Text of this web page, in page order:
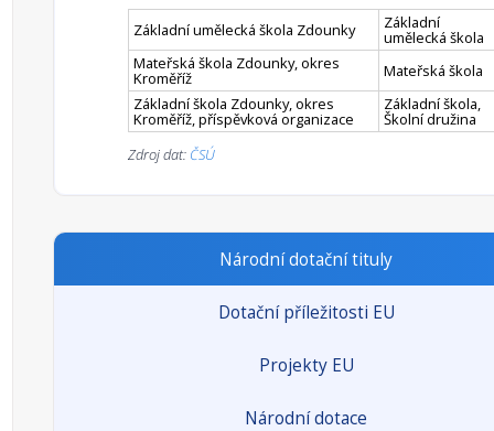
Základní umělecká škola Zdounky Základní
umělecká škola
Mateřská škola Zdounky, okres
Kroměříž
Mateřská škola
Základní škola Zdounky, okres
Kroměříž, příspěvková organizace
Základní škola,
Školní družina
Zdroj dat: ČSÚ
Národní dotační tituly
Dotační příležitosti EU
Projekty EU
Národní dotace